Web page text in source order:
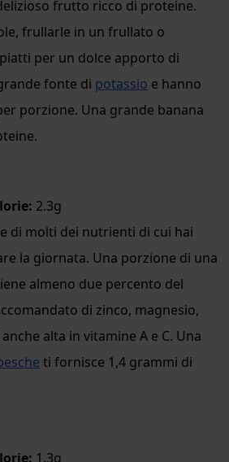
frutto ricco di proteine.
frullarle in un frullato o
per un dolce apporto di
fonte di potassio e hanno
porzione. Una grande banana
2.3g
di molti dei nutrienti di cui hai
la giornata. Una porzione di una
almeno due percento del
di zinco, magnesio,
alta in vitamine A e C. Una
ti fornisce 1,4 grammi di
1.3g